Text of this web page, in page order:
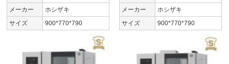
メーカー
ホシザキ
サイズ
900*770*790
メーカー
ホシザキ
サイズ
900*770*790